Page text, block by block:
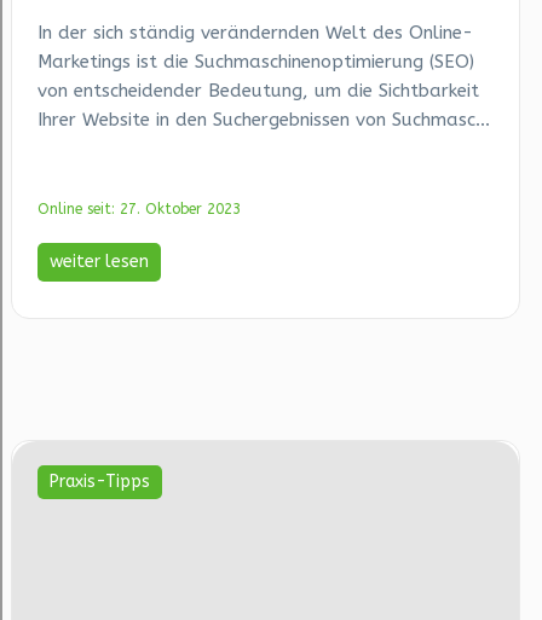
In der sich ständig verändernden Welt des Online-
Marketings ist die Suchmaschinenoptimierung (SEO)
von entscheidender Bedeutung, um die Sichtbarkeit
Ihrer Website in den Suchergebnissen von Suchmasc...
Online seit: 27. Oktober 2023
weiter lesen
Praxis-Tipps